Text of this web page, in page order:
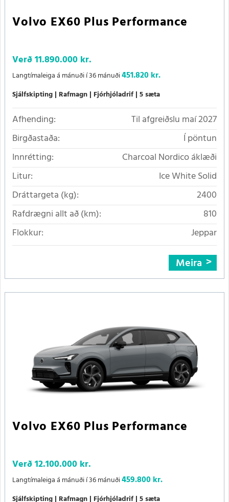
Volvo EX60 Plus Performance
Verð11.890.000 kr.
Langtímaleiga á mánuði í 36 mánuði451.820 kr.
Sjálfskipting Rafmagn Fjórhjóladrif 5 sæta
Afhending:
Til afgreiðslu maí 2027
Birgðastaða:
Í pöntun
Innrétting:
Charcoal Nordico áklæði
Litur:
Ice White Solid
Dráttargeta (kg):
2400
Rafdrægni allt að (km):
810
Flokkur:
Jeppar
Meira
Volvo EX60 Plus Performance
Verð12.100.000 kr.
Langtímaleiga á mánuði í 36 mánuði459.800 kr.
Sjálfskipting Rafmagn Fjórhjóladrif 5 sæta